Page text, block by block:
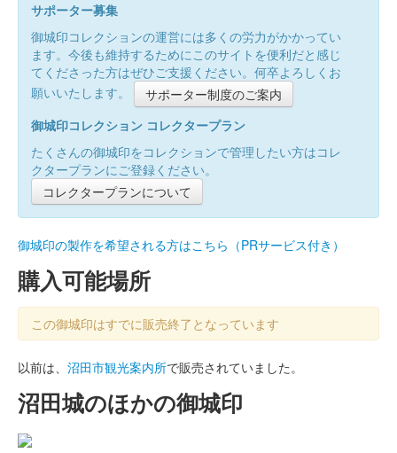
サポーター募集
御城印コレクションの運営には多くの労力がかかってい
ます。今後も維持するためにこのサイトを便利だと感じ
てくださった方はぜひご支援ください。何卒よろしくお
願いいたします。
サポーター制度のご案内
御城印コレクション コレクタープラン
たくさんの御城印をコレクションで管理したい方はコレ
クタープランにご登録ください。
コレクタープランについて
御城印の製作を希望される方はこちら（PRサービス付き）
購入可能場所
この御城印はすでに販売終了となっています
以前は、 沼田市観光案内所で販売されていました。
沼田城のほかの御城印